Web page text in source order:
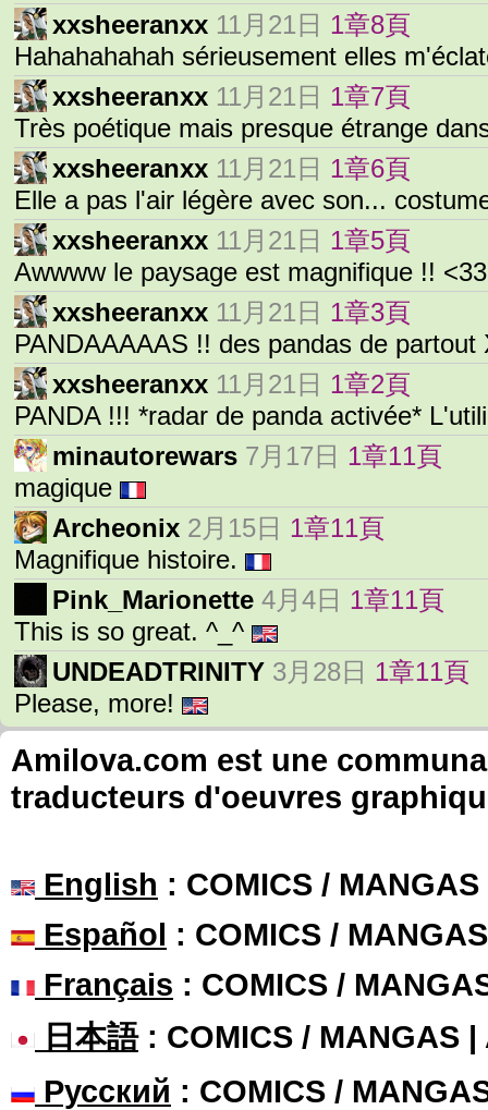
xxsheeranxx 11月21日 1章8頁
Hahahahahah sérieusement elles
xxsheeranxx 11月21日 1章7頁
Très poétique mais presque étrange
xxsheeranxx 11月21日 1章6頁
Elle a pas l'air légère avec son...
xxsheeranxx 11月21日 1章5頁
Awwww le paysage est magnifique !!
xxsheeranxx 11月21日 1章3頁
PANDAAAAAS !! des pandas de
xxsheeranxx 11月21日 1章2頁
PANDA !!! *radar de panda activée*
minautorewars 7月17日 1章11頁
magique
Archeonix 2月15日 1章11頁
Magnifique histoire.
Pink_Marionette 4月4日 1章11頁
This is so great. ^_^
UNDEADTRINITY 3月28日 1章11頁
Please, more!
Amilova.com est une
traducteurs d'oeuvres
English : COMICS /
Español : COMICS /
Français : COMICS /
日本語: COMICS / MANGAS |
Русский : COMICS /